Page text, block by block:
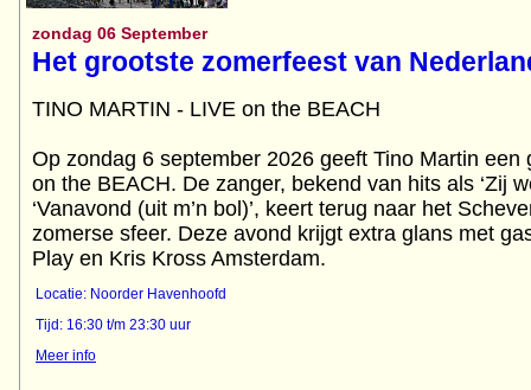
zondag 06 September
Het grootste zomerfeest van
TINO MARTIN - LIVE on the BEACH
Op zondag 6 september 2026 geeft Tino Martin
on the BEACH. De zanger, bekend van hits als ‘Zij
‘Vanavond (uit m’n bol)’, keert terug naar het
zomerse sfeer. Deze avond krijgt extra glans met
Play en Kris Kross Amsterdam.
Locatie: Noorder Havenhoofd
Tijd: 16:30 t/m 23:30 uur
Meer info